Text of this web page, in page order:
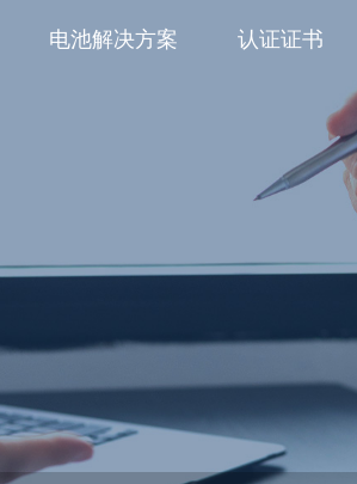
电池解决方案 认证证书